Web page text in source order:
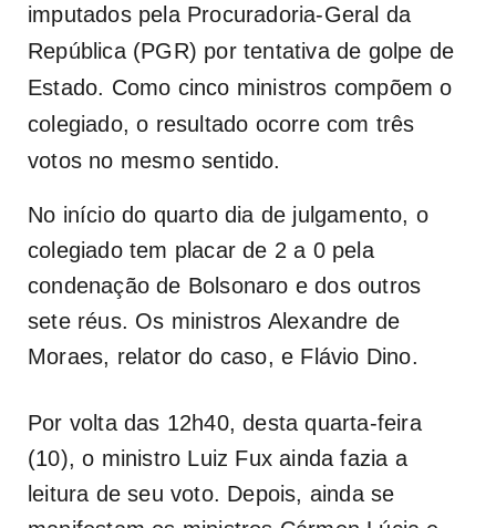
imputados pela Procuradoria-Geral da
República (PGR) por tentativa de golpe de
Estado. Como cinco ministros compõem o
colegiado, o resultado ocorre com três
votos no mesmo sentido.
No início do quarto dia de julgamento, o
colegiado tem placar de 2 a 0 pela
condenação de Bolsonaro e dos outros
sete réus. Os ministros Alexandre de
Moraes, relator do caso, e Flávio Dino.
Por volta das 12h40, desta quarta-feira
(10), o ministro Luiz Fux ainda fazia a
leitura de seu voto. Depois, ainda se